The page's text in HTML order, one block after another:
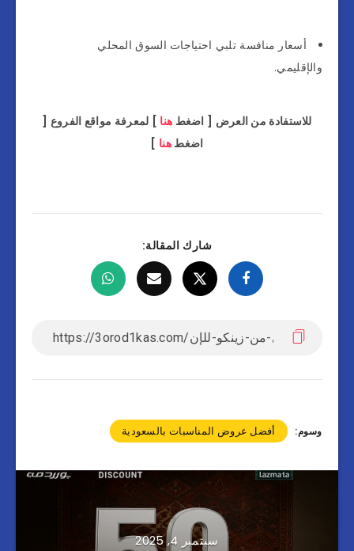
أسعار منافسة تلبي احتياجات السوق المحلي
والإقليمي.
للاستفادة من العرض [ اضغط هنا ] لمعرفة مواقع الفروع [
اضغط هنا ]
شارك المقالة:
وسوم: أفضل عروض المناسبات بالسعودية
سبتمبر 4, 2025